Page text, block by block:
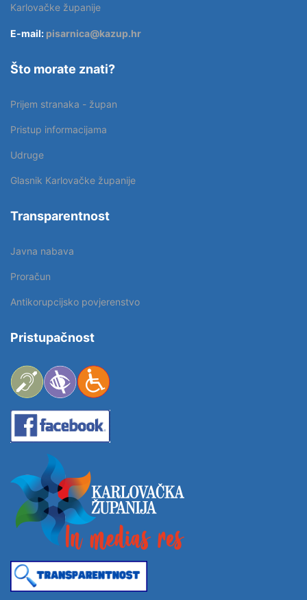
Karlovačke županije
E-mail: pisarnica@kazup.hr
Što morate znati?
Prijem stranaka - župan
Pristup informacijama
Udruge
Glasnik Karlovačke županije
Transparentnost
Javna nabava
Proračun
Antikorupcijsko povjerenstvo
Pristupačnost